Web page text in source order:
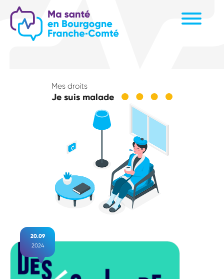
contenu
principal
Mes droits
Je suis malade
20.09
2024